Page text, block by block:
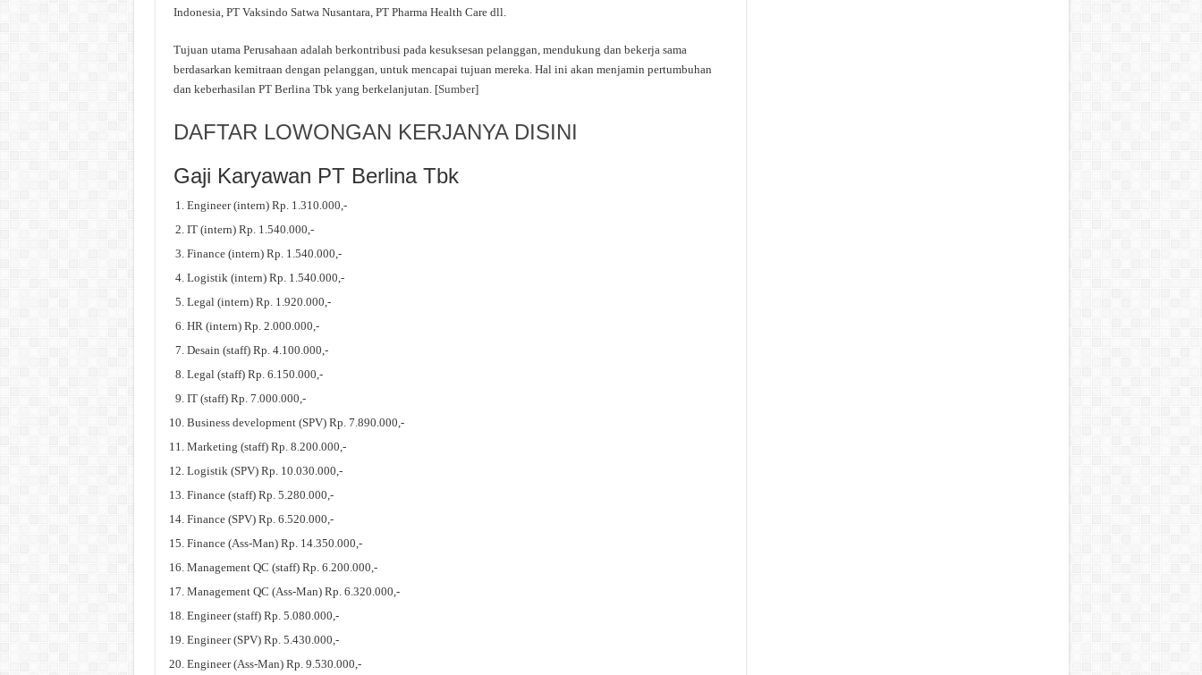
Indonesia, PT Vaksindo Satwa Nusantara, PT Pharma Health Care dll.
Tujuan utama Perusahaan adalah berkontribusi pada kesuksesan pelanggan, mendukung dan bekerja sama
berdasarkan kemitraan dengan pelanggan, untuk mencapai tujuan mereka. Hal ini akan menjamin pertumbuhan
dan keberhasilan PT Berlina Tbk yang berkelanjutan. [Sumber]
DAFTAR LOWONGAN KERJANYA DISINI
Gaji Karyawan PT Berlina Tbk
Engineer (intern) Rp. 1.310.000,-
IT (intern) Rp. 1.540.000,-
Finance (intern) Rp. 1.540.000,-
Logistik (intern) Rp. 1.540.000,-
Legal (intern) Rp. 1.920.000,-
HR (intern) Rp. 2.000.000,-
Desain (staff) Rp. 4.100.000,-
Legal (staff) Rp. 6.150.000,-
IT (staff) Rp. 7.000.000,-
Business development (SPV) Rp. 7.890.000,-
Marketing (staff) Rp. 8.200.000,-
Logistik (SPV) Rp. 10.030.000,-
Finance (staff) Rp. 5.280.000,-
Finance (SPV) Rp. 6.520.000,-
Finance (Ass-Man) Rp. 14.350.000,-
Management QC (staff) Rp. 6.200.000,-
Management QC (Ass-Man) Rp. 6.320.000,-
Engineer (staff) Rp. 5.080.000,-
Engineer (SPV) Rp. 5.430.000,-
Engineer (Ass-Man) Rp. 9.530.000,-